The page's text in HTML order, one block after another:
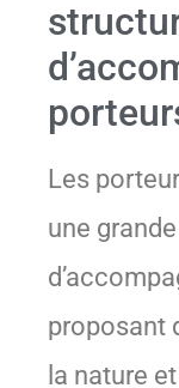
Les
une
proposant
la nature